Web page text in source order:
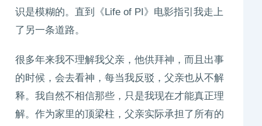
识是模糊的。直到《Life of PI》电影指引我走上
了另一条道路。
很多年来我不理解我父亲，他供拜神，而且出事
的时候，会去看神，每当我反驳，父亲也从不解
释。我自然不相信那些，只是我现在才能真正理
解。作为家里的顶梁柱，父亲实际承担了所有的